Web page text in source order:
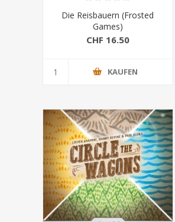
Die Reisbauern (Frosted
Games)
CHF 16.50
KAUFEN